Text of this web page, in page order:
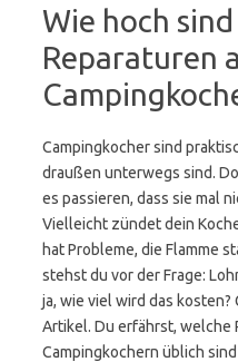
Wie hoch
Reparaturen
Campingkocher sind
draußen unterwegs sind.
es passieren, dass sie mal
Vielleicht zündet dein
hat Probleme, die Flamme
stehst du vor der Frage:
ja, wie viel wird das kosten?
Artikel. Du erfährst, welche
Campingkochern üblich